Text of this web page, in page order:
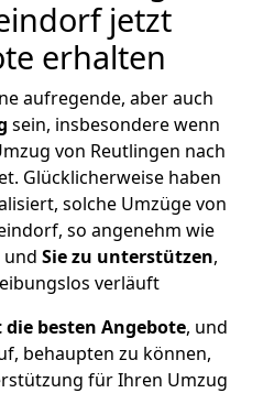
jetzt
erhalten
aufregende, aber auch
sein, insbesondere wenn
von Reutlingen nach
Glücklicherweise haben
solche Umzüge von
so angenehm wie
und Sie zu unterstützen,
verläuft
besten Angebote, und
behaupten zu können,
für Ihren Umzug